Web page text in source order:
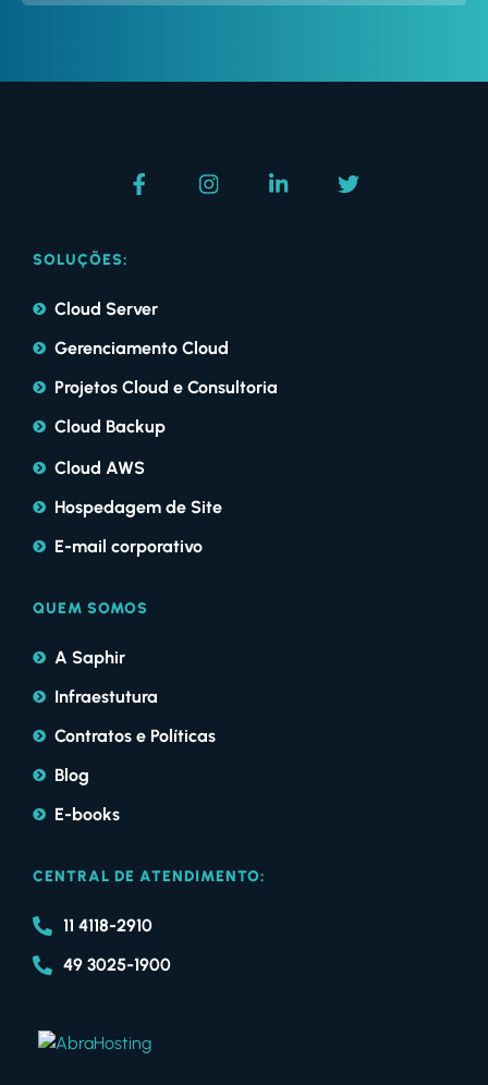
SOLUÇÕES:
Cloud Server
Gerenciamento Cloud
Projetos Cloud e Consultoria
Cloud Backup
Cloud AWS
Hospedagem de Site
E-mail corporativo
QUEM SOMOS
A Saphir
Infraestutura
Contratos e Políticas
Blog
E-books
CENTRAL DE ATENDIMENTO:
11 4118-2910
49 3025-1900